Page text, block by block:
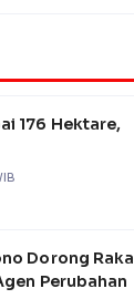
176 Hektare,
Dorong Raka
Perubahan